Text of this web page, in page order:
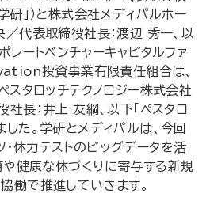
研」）と株式会社メディパルホー
／代表取締役社長：渡辺 秀一、以
レートベンチャーキャピタルファ
投資事業有限責任組合は、
タロッチテクノロジー株式会社
社長：井上 友綱、以下「ペスタロ
した。学研とメディパルは、今回
体力テストのビッグデータを活
健康な体づくりに寄与する新規
働で推進していきます。